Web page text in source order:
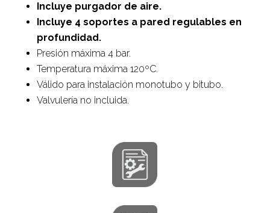
Incluye purgador de aire.
Incluye 4 soportes a pared regulables en
profundidad.
Presión máxima 4 bar.
Temperatura máxima 120ºC.
Válido para instalación monotubo y bitubo.
Valvulería no incluida.